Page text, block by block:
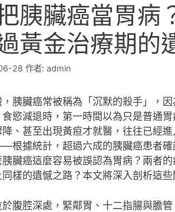
胰臟癌當胃病
黃金治療期的
28 作者: admin
胰臟癌常被稱為「沉默的殺手」，
食慾減退時，第一時間以為只是普通
降、甚至出現黃疸才就醫，往往已經
根據統計，超過六成的胰臟癌患者確
臟癌這麼容易被誤認為胃病？兩者
同樣的遺憾之路？本文將深入剖析這
於腹腔深處，緊鄰胃、十二指腸與膽